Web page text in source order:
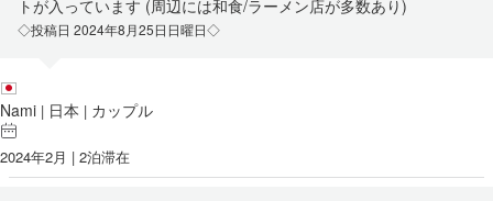
トが入っています (周辺には和食/ラーメン店が多数あり)
◇投稿日 2024年8月25日日曜日◇
Nami | 日本 | カップル
2024年2月 | 2泊滞在